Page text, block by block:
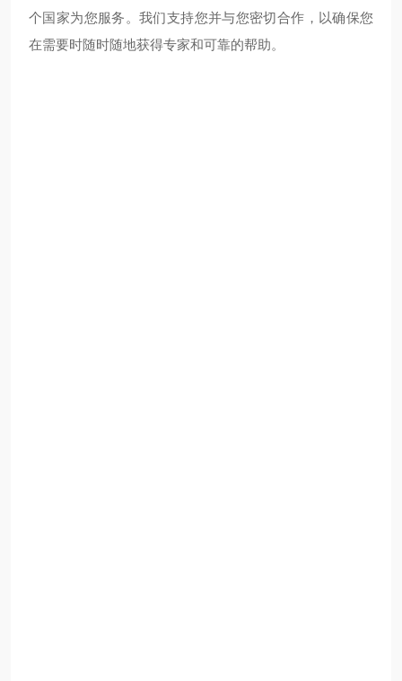
个国家为您服务。我们支持您并与您密切合作，以确保您
在需要时随时随地获得专家和可靠的帮助。